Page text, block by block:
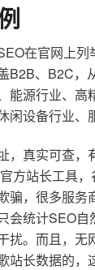
在官网上列
B2B、B2C，
能源行业、高
闲设备行业、
，真实可查，
方站长工具
骗，很多服务
会统计SEO自
扰。而且，无
站长数据的，